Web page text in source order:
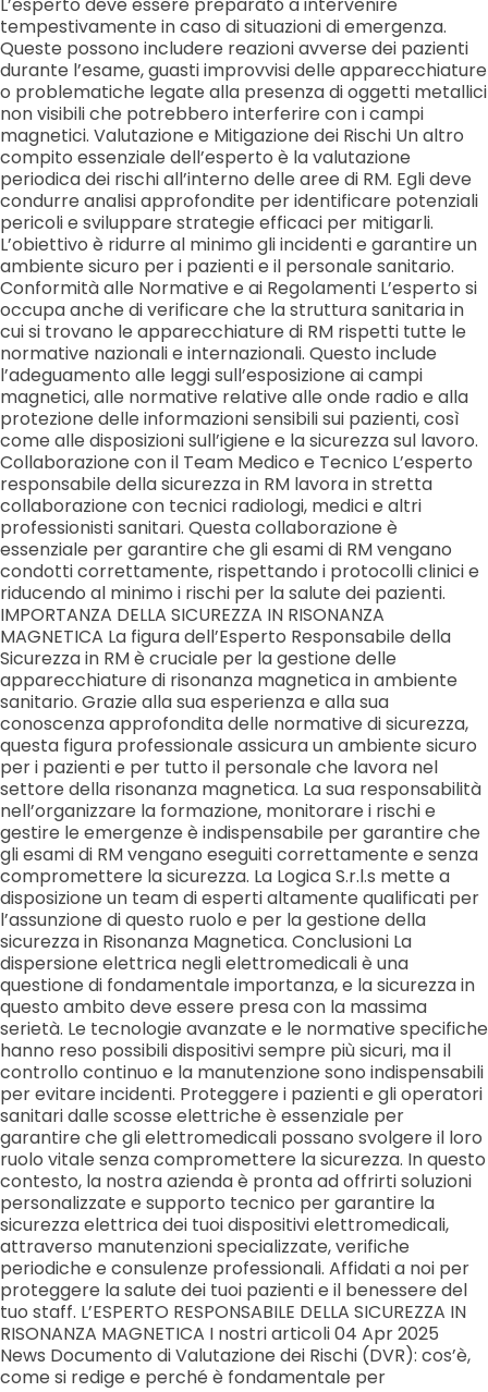
L’esperto deve essere preparato a intervenire
tempestivamente in caso di situazioni di emergenza.
Queste possono includere reazioni avverse dei pazienti
durante l’esame, guasti improvvisi delle apparecchiature
o problematiche legate alla presenza di oggetti metallici
non visibili che potrebbero interferire con i campi
magnetici. Valutazione e Mitigazione dei Rischi Un altro
compito essenziale dell’esperto è la valutazione
periodica dei rischi all’interno delle aree di RM. Egli deve
condurre analisi approfondite per identificare potenziali
pericoli e sviluppare strategie efficaci per mitigarli.
L’obiettivo è ridurre al minimo gli incidenti e garantire un
ambiente sicuro per i pazienti e il personale sanitario.
Conformità alle Normative e ai Regolamenti L’esperto si
occupa anche di verificare che la struttura sanitaria in
cui si trovano le apparecchiature di RM rispetti tutte le
normative nazionali e internazionali. Questo include
l’adeguamento alle leggi sull’esposizione ai campi
magnetici, alle normative relative alle onde radio e alla
protezione delle informazioni sensibili sui pazienti, così
come alle disposizioni sull’igiene e la sicurezza sul lavoro.
Collaborazione con il Team Medico e Tecnico L’esperto
responsabile della sicurezza in RM lavora in stretta
collaborazione con tecnici radiologi, medici e altri
professionisti sanitari. Questa collaborazione è
essenziale per garantire che gli esami di RM vengano
condotti correttamente, rispettando i protocolli clinici e
riducendo al minimo i rischi per la salute dei pazienti.
IMPORTANZA DELLA SICUREZZA IN RISONANZA
MAGNETICA La figura dell’Esperto Responsabile della
Sicurezza in RM è cruciale per la gestione delle
apparecchiature di risonanza magnetica in ambiente
sanitario. Grazie alla sua esperienza e alla sua
conoscenza approfondita delle normative di sicurezza,
questa figura professionale assicura un ambiente sicuro
per i pazienti e per tutto il personale che lavora nel
settore della risonanza magnetica. La sua responsabilità
nell’organizzare la formazione, monitorare i rischi e
gestire le emergenze è indispensabile per garantire che
gli esami di RM vengano eseguiti correttamente e senza
compromettere la sicurezza. La Logica S.r.l.s mette a
disposizione un team di esperti altamente qualificati per
l’assunzione di questo ruolo e per la gestione della
sicurezza in Risonanza Magnetica. Conclusioni La
dispersione elettrica negli elettromedicali è una
questione di fondamentale importanza, e la sicurezza in
questo ambito deve essere presa con la massima
serietà. Le tecnologie avanzate e le normative specifiche
hanno reso possibili dispositivi sempre più sicuri, ma il
controllo continuo e la manutenzione sono indispensabili
per evitare incidenti. Proteggere i pazienti e gli operatori
sanitari dalle scosse elettriche è essenziale per
garantire che gli elettromedicali possano svolgere il loro
ruolo vitale senza compromettere la sicurezza. In questo
contesto, la nostra azienda è pronta ad offrirti soluzioni
personalizzate e supporto tecnico per garantire la
sicurezza elettrica dei tuoi dispositivi elettromedicali,
attraverso manutenzioni specializzate, verifiche
periodiche e consulenze professionali. Affidati a noi per
proteggere la salute dei tuoi pazienti e il benessere del
tuo staff. L’ESPERTO RESPONSABILE DELLA SICUREZZA IN
RISONANZA MAGNETICA I nostri articoli 04 Apr 2025
News Documento di Valutazione dei Rischi (DVR): cos’è,
come si redige e perché è fondamentale per